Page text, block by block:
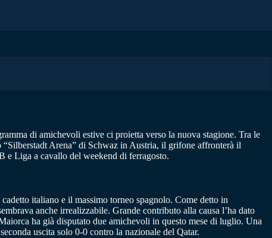
di amichevoli estive ci proietta verso la nuova stagione. Tra le
“Silberstadt Arena” di Schwaz in Austria, il grifone affronterà il
e Liga a cavallo del weekend di ferragosto.
italiano e il massimo torneo spagnolo. Come detto in
anche irrealizzabile. Grande contributo alla causa l’ha dato
ha già disputato due amichevoli in questo mese di luglio. Una
uscita solo 0-0 contro la nazionale del Qatar.